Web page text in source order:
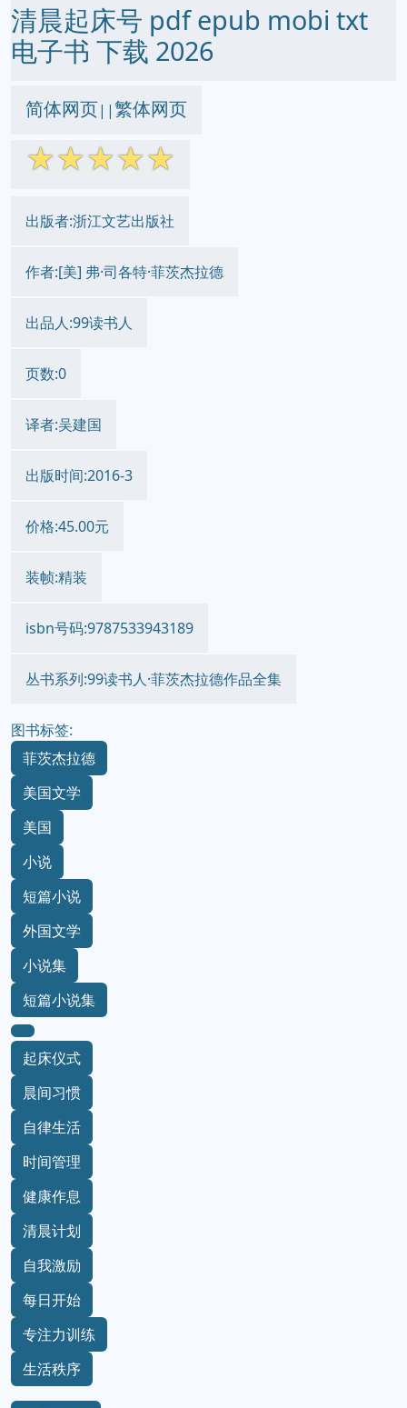
清晨起床号 pdf epub mobi txt
电子书 下载 2026
简体网页||繁体网页
☆☆☆☆☆
出版者:浙江文艺出版社
作者:[美] 弗·司各特·菲茨杰拉德
出品人:99读书人
页数:0
译者:吴建国
出版时间:2016-3
价格:45.00元
装帧:精装
isbn号码:9787533943189
丛书系列:99读书人·菲茨杰拉德作品全集
图书标签:
菲茨杰拉德
美国文学
美国
小说
短篇小说
外国文学
小说集
短篇小说集
起床仪式
晨间习惯
自律生活
时间管理
健康作息
清晨计划
自我激励
每日开始
专注力训练
生活秩序